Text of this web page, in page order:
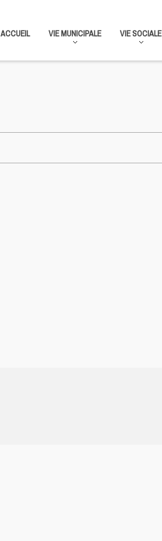
ACCUEIL VIE MUNICIPALE VIE SOCIALE